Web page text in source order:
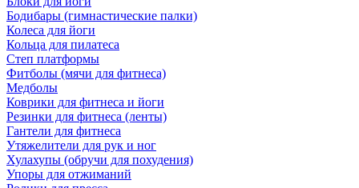
Бодибары (гимнастические палки)
Колеса для йоги
Кольца для пилатеса
Степ платформы
Фитболы (мячи для фитнеса)
Медболы
Коврики для фитнеса и йоги
Резинки для фитнеса (ленты)
Гантели для фитнеса
Утяжелители для рук и ног
Хулахупы (обручи для похудения)
Упоры для отжиманий